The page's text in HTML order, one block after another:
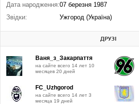
Дата народження:07 березня 1987
Звідки:
Ужгород (Україна)
ДРУЗІ
Ваня_з_Закарпаття
на сайте всего 14 лет 10
месяцев 20 дней
FC_Uzhgorod
на сайте всего 14 лет 3
месяца 19 дней